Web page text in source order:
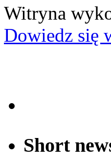
Witryna
Dowiedz się
Short